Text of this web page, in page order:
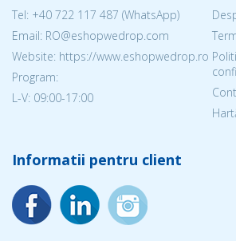
Tel: +40 722 117 487 (WhatsApp)
Email: RO@eshopwedrop.com
Website: https://www.eshopwedrop.ro
Program:
L-V: 09:00-17:00
Informatii pentru client